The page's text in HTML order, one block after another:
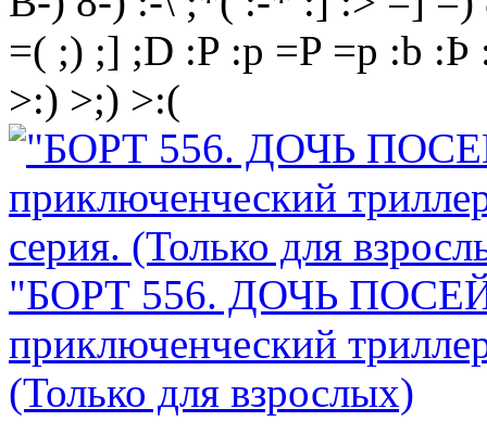
=( ;) ;] ;D :P :p =P =p :b :Þ
>:) >;) >:(
"БОРТ 556. ДОЧЬ
приключенческий
(Только для взрослых)